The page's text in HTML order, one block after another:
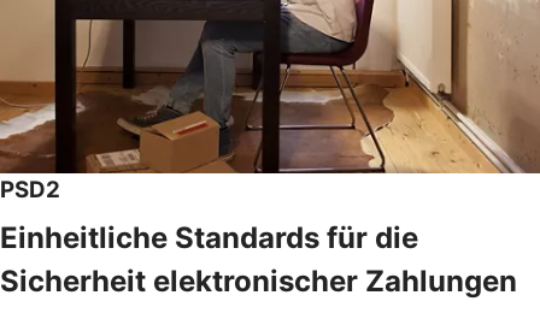
PSD2
Einheitliche Standards für die
Sicherheit elektronischer Zahlungen